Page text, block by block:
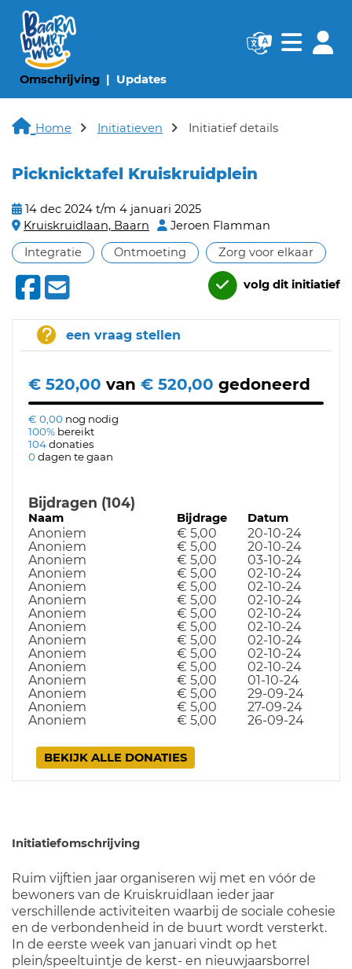
Omschrijving(huidige pagina)
Updates(huidige pagina)
Navigatie
Home Initiatieven Initiatief details
Picknicktafel Kruiskruidplein
14 dec 2024 t/m 4 januari 2025
Kruiskruidlaan, Baarn
Jeroen Flamman
Integratie
Ontmoeting Zorg voor elkaar
volg dit initiatief
een vraag stellen
€ 520,00 van € 520,00 gedoneerd
€ 0,00 nog nodig
100% bereikt
104donaties
0dagen te gaan
Bijdragen (104)
Naam Bijdrage Datum
Anoniem € 5,00
20-10-24
Anoniem
€ 5,00
20-10-24
Anoniem
€ 5,00
03-10-24
Anoniem
€ 5,00
02-10-24
Anoniem
€ 5,00
02-10-24
Anoniem
€ 5,00
02-10-24
Anoniem
€ 5,00
02-10-24
Anoniem
€ 5,00
02-10-24
Anoniem
€ 5,00
02-10-24
Anoniem
€ 5,00
02-10-24
Anoniem
€ 5,00
02-10-24
Anoniem
€ 5,00
01-10-24
Anoniem
€ 5,00
29-09-24
Anoniem
€ 5,00
27-09-24
Anoniem
€ 5,00 26-09-24
BEKIJK ALLE DONATIES
Initiatiefomschrijving
Ruim vijftien jaar organiseren wij met en vóór de
bewoners van de Kruiskruidlaan ieder jaar
verschillende activiteiten waarbij de sociale cohesie
en de verbondenheid in de buurt wordt versterkt.
In de eerste week van januari vindt op het
plein/speeltuintje de kerst- en nieuwjaarsborrel